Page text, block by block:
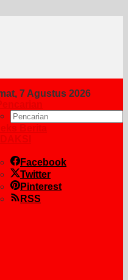
7 Agustus 2026
Berita
Facebook
Twitter
Pinterest
RSS